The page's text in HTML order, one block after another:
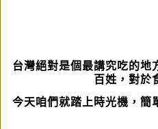
台灣絕對是個最講究吃的地
百姓，對於
今天咱們就踏上時光機，簡